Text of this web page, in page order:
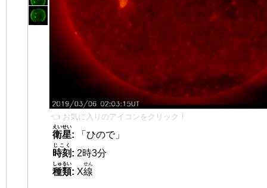
👈 お気に入りのアイコンをクリック！
衛星
えいせい
:
「ひので」
時刻
じこく
: 2時3分
種類
しゅるい
: X線
せん